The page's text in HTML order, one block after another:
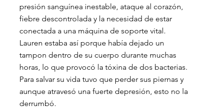
presión sanguínea inestable, ataque al corazón,
fiebre descontrolada y la necesidad de estar
conectada a una máquina de soporte vital.
Lauren estaba así porque había dejado un
tampon dentro de su cuerpo durante muchas
horas, lo que provocó la tóxina de dos bacterias.
Para salvar su vida tuvo que perder sus piernas y
aunque atravesó una fuerte depresión, esto no la
derrumbó.